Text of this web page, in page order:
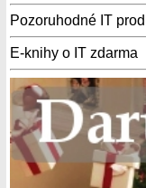
Pozoruhodné IT
E-knihy o IT zdarma